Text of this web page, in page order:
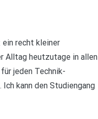
recht kleiner
Alltag heutzutage in allen
jeden Technik-
kann den Studiengang